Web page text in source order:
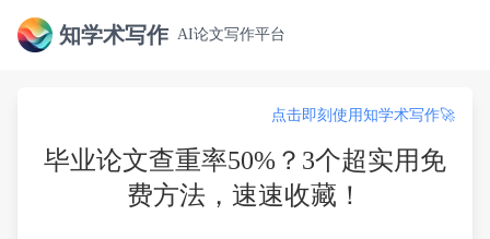
知学术写作 AI论文写作平台
点击即刻使用知学术写作🚀
毕业论文查重率50%？3个超实用免
费方法，速速收藏！